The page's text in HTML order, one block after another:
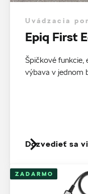
Uvádzacia
Epiq First
Špičkové funkcie,
výbava v jednom
Dozvedieť sa
ZADARMO